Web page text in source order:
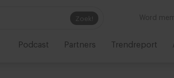
Zoek! Word
Podcast Partners Trendreport